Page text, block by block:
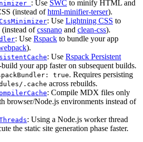
: Use SWC to minify HTML and
(instead ofhtml-minifier-terser).
: Use Lightning CSS to
ofcssnano and clean-css).
: Use Rspack to bundle your app
).
: Use Rspack Persistent
your app faster on subsequent builds.
true. Requires persisting
.cache across rebuilds.
: Compile MDX files only
browser/Node.js environments instead of
: Using a Node.js worker thread
the static site generation phase faster.